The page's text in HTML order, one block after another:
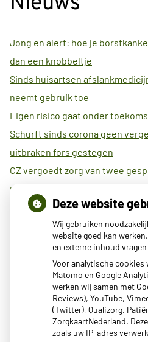
Jong en alert: hoe je
dan een knobbeltje
Sinds huisartsen
neemt gebruik toe
Eigen risico gaat onder
Schurft sinds corona geen
uitbraken fors gestegen
CZ vergoedt zorg van twee
revalidatieartsen niet meer
Maisons du Monde roept
verstikkingsgevaar
Wereldwijde primeur voor Anna
geprinte heupimplantaat
AI als diëtist? Zo betrouwbaar
Veel kinderen met slecht
kapotte bril of niet de juiste
Deze website
Wij gebruiken
website goed kan
en externe inhoud
Voor analytische cookies
Matomo en Google
werken wij samen met
Reviews), YouTube,
(Twitter), Qualizorg,
ZorgkaartNederland.
zoals uw IP-adres